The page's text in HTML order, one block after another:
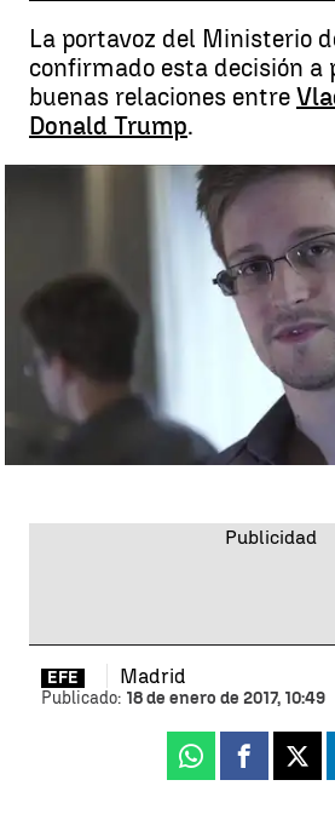
La portavoz del Ministerio
confirmado esta decisión a
buenas relaciones entre
Donald Trump.
EFE Madrid
Publicado: 18 de enero de 2017, 10:49
Whatsapp
Facebook
X